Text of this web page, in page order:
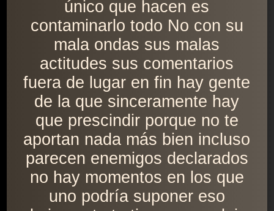
único que hacen es
contaminarlo todo No con su
mala ondas sus malas
actitudes sus comentarios
fuera de lugar en fin hay gente
de la que sinceramente hay
que prescindir porque no te
aportan nada más bien incluso
parecen enemigos declarados
no hay momentos en los que
uno podría suponer eso